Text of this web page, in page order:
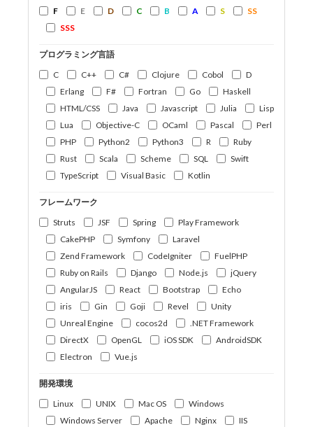
F
E D C B A S
SS
SSS
プログラミング言語
C
C++ C# Clojure Cobol
D
Erlang
F# Fortran Go
Haskell
HTML/CSS
Java Javascript Julia
Lisp
Lua
Objective-C OCaml Pascal
Perl
PHP
Python2 Python3 R
Ruby
Rust
Scala Scheme SQL
Swift
TypeScript
Visual Basic Kotlin
フレームワーク
Struts
JSF Spring
Play Framework
CakePHP
Symfony
Laravel
Zend Framework
CodeIgniter
FuelPHP
Ruby on Rails
Django Node.js
jQuery
AngularJS
React Bootstrap
Echo
iris
Gin Goji Revel
Unity
Unreal Engine
cocos2d
.NET Framework
DirectX
OpenGL iOS SDK
AndroidSDK
Electron
Vue.js
開発環境
Linux
UNIX Mac OS
Windows
Windows Server
Apache Nginx
IIS